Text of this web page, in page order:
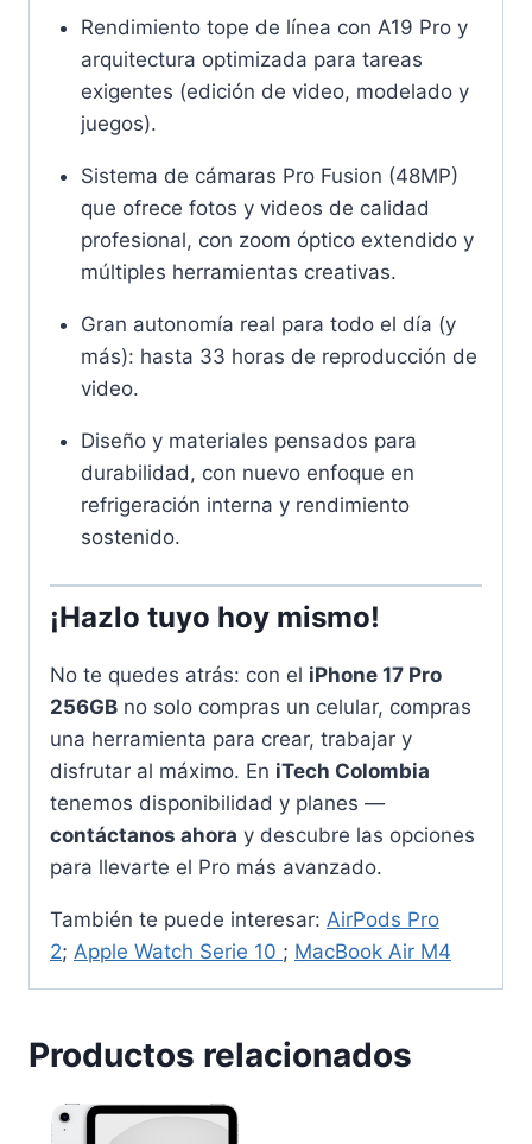
Rendimiento tope de línea con A19 Pro y
arquitectura optimizada para tareas
exigentes (edición de video, modelado y
juegos).
Sistema de cámaras Pro Fusion (48MP)
que ofrece fotos y videos de calidad
profesional, con zoom óptico extendido y
múltiples herramientas creativas.
Gran autonomía real para todo el día (y
más): hasta 33 horas de reproducción de
video.
Diseño y materiales pensados para
durabilidad, con nuevo enfoque en
refrigeración interna y rendimiento
sostenido.
¡Hazlo tuyo hoy mismo!
No te quedes atrás: con el iPhone 17 Pro
256GB no solo compras un celular, compras
una herramienta para crear, trabajar y
disfrutar al máximo. En iTech Colombia
tenemos disponibilidad y planes —
contáctanos ahora y descubre las opciones
para llevarte el Pro más avanzado.
También te puede interesar: AirPods Pro
2; Apple Watch Serie 10 ; MacBook Air M4
Productos relacionados